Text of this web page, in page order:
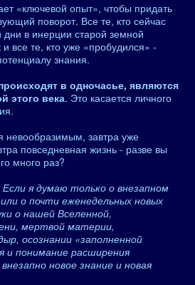
«ключевой опыт», чтобы придать
поворот. Все те, кто сейчас
в инерции старой земной
и все те, кто уже «пробудился» -
знания.
в одночасье, являются
этого века. Это касается личного
невообразимым, завтра уже
повседневная жизнь - разве вы
много раз?
я думаю только о внезапном
о почти еженедельных новых
о нашей Вселенной,
мертвой материи,
осознании «заполненной
и понимание расширения
новое знание и новая